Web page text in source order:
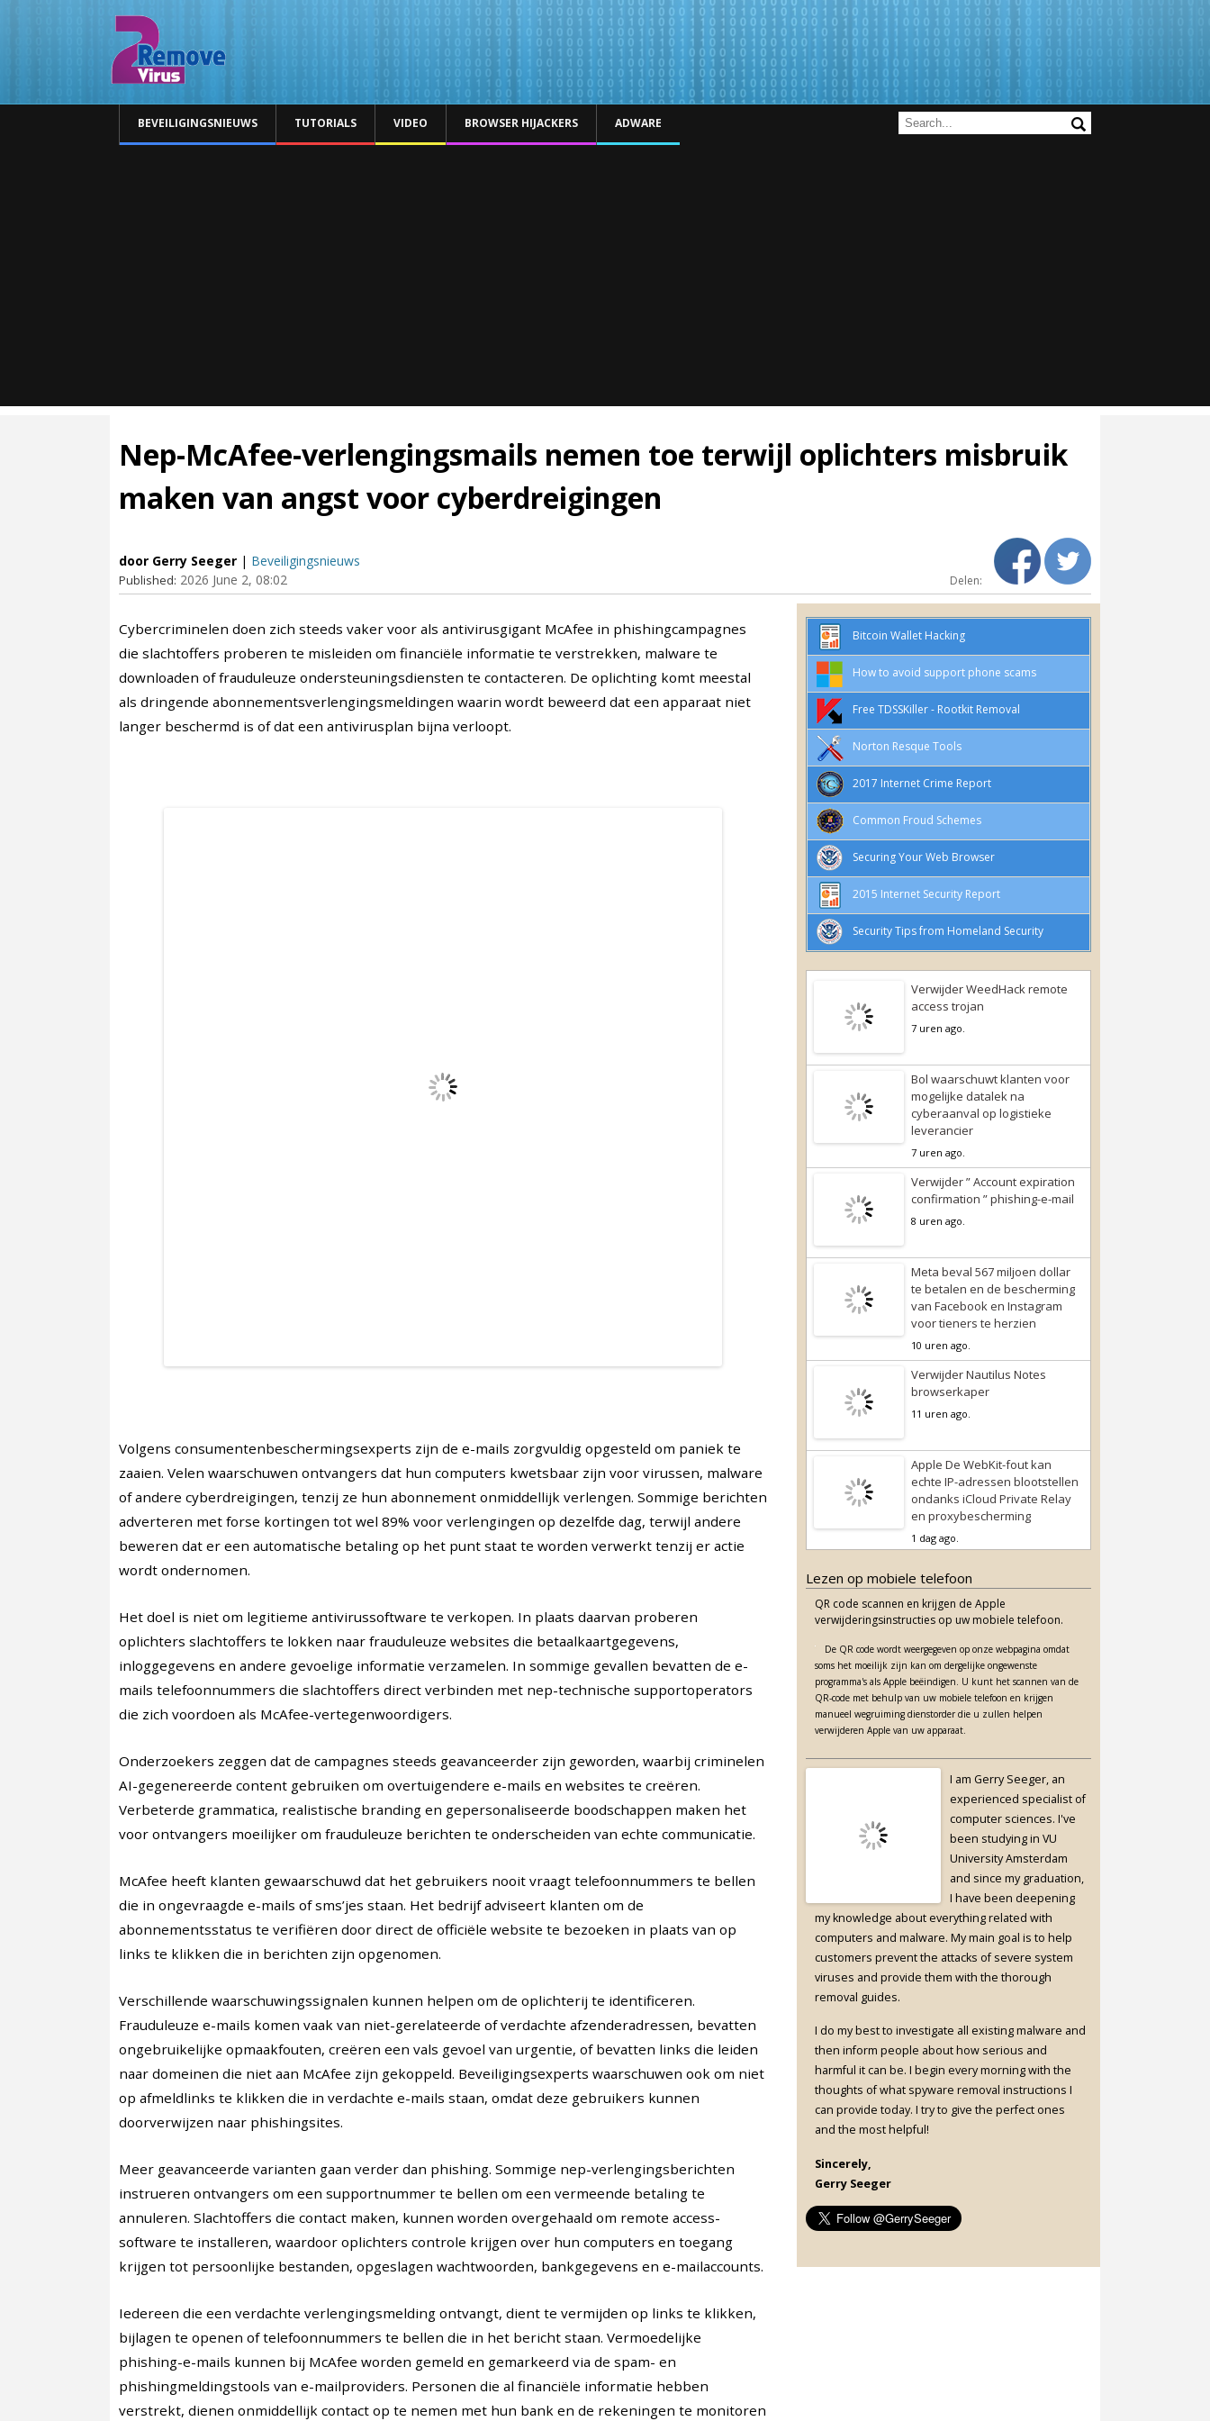
BEVEILIGINGSNIEUWS TUTORIALS VIDEO BROWSER HIJACKERS ADWARE
Nep-McAfee-verlengingsmails nemen toe terwijl oplichters misbruik
maken van angst voor cyberdreigingen
door Gerry Seeger | Beveiligingsnieuws
Published: 2026 June 2, 08:02 Delen:
Cybercriminelen doen zich steeds vaker voor als antivirusgigant McAfee in phishingcampagnes
die slachtoffers proberen te misleiden om financiële informatie te verstrekken, malware te
downloaden of frauduleuze ondersteuningsdiensten te contacteren. De oplichting komt meestal
als dringende abonnementsverlengingsmeldingen waarin wordt beweerd dat een apparaat niet
langer beschermd is of dat een antivirusplan bijna verloopt.
Volgens consumentenbeschermingsexperts zijn de e-mails zorgvuldig opgesteld om paniek te
zaaien. Velen waarschuwen ontvangers dat hun computers kwetsbaar zijn voor virussen, malware
of andere cyberdreigingen, tenzij ze hun abonnement onmiddellijk verlengen. Sommige berichten
adverteren met forse kortingen tot wel 89% voor verlengingen op dezelfde dag, terwijl andere
beweren dat er een automatische betaling op het punt staat te worden verwerkt tenzij er actie
wordt ondernomen.
Het doel is niet om legitieme antivirussoftware te verkopen. In plaats daarvan proberen
oplichters slachtoffers te lokken naar frauduleuze websites die betaalkaartgegevens,
inloggegevens en andere gevoelige informatie verzamelen. In sommige gevallen bevatten de e-
mails telefoonnummers die slachtoffers direct verbinden met nep-technische supportoperators
die zich voordoen als McAfee-vertegenwoordigers.
Onderzoekers zeggen dat de campagnes steeds geavanceerder zijn geworden, waarbij criminelen
AI-gegenereerde content gebruiken om overtuigendere e-mails en websites te creëren.
Verbeterde grammatica, realistische branding en gepersonaliseerde boodschappen maken het
voor ontvangers moeilijker om frauduleuze berichten te onderscheiden van echte communicatie.
McAfee heeft klanten gewaarschuwd dat het gebruikers nooit vraagt telefoonnummers te bellen
die in ongevraagde e-mails of sms’jes staan. Het bedrijf adviseert klanten om de
abonnementsstatus te verifiëren door direct de officiële website te bezoeken in plaats van op
links te klikken die in berichten zijn opgenomen.
Verschillende waarschuwingssignalen kunnen helpen om de oplichterij te identificeren.
Frauduleuze e-mails komen vaak van niet-gerelateerde of verdachte afzenderadressen, bevatten
ongebruikelijke opmaakfouten, creëren een vals gevoel van urgentie, of bevatten links die leiden
naar domeinen die niet aan McAfee zijn gekoppeld. Beveiligingsexperts waarschuwen ook om niet
op afmeldlinks te klikken die in verdachte e-mails staan, omdat deze gebruikers kunnen
doorverwijzen naar phishingsites.
Meer geavanceerde varianten gaan verder dan phishing. Sommige nep-verlengingsberichten
instrueren ontvangers om een supportnummer te bellen om een vermeende betaling te
annuleren. Slachtoffers die contact maken, kunnen worden overgehaald om remote access-
software te installeren, waardoor oplichters controle krijgen over hun computers en toegang
krijgen tot persoonlijke bestanden, opgeslagen wachtwoorden, bankgegevens en e-mailaccounts.
Iedereen die een verdachte verlengingsmelding ontvangt, dient te vermijden op links te klikken,
bijlagen te openen of telefoonnummers te bellen die in het bericht staan. Vermoedelijke
phishing-e-mails kunnen bij McAfee worden gemeld en gemarkeerd via de spam- en
phishingmeldingstools van e-mailproviders. Personen die al financiële informatie hebben
verstrekt, dienen onmiddellijk contact op te nemen met hun bank en de rekeningen te monitoren
Bitcoin Wallet Hacking
How to avoid support phone scams
Free TDSSKiller - Rootkit Removal
Norton Resque Tools
2017 Internet Crime Report
Common Froud Schemes
Securing Your Web Browser
2015 Internet Security Report
Security Tips from Homeland Security
Verwijder WeedHack remote
access trojan
7 uren ago.
Bol waarschuwt klanten voor
mogelijke datalek na
cyberaanval op logistieke
leverancier
7 uren ago.
Verwijder ” Account expiration
confirmation ” phishing-e-mail
8 uren ago.
Meta beval 567 miljoen dollar
te betalen en de bescherming
van Facebook en Instagram
voor tieners te herzien
10 uren ago.
Verwijder Nautilus Notes
browserkaper
11 uren ago.
Apple De WebKit-fout kan
echte IP-adressen blootstellen
ondanks iCloud Private Relay
en proxybescherming
1 dag ago.
Lezen op mobiele telefoon
QR code scannen en krijgen de Apple
verwijderingsinstructies op uw mobiele telefoon.
De QR code wordt weergegeven op onze webpagina omdat
soms het moeilijk zijn kan om dergelijke ongewenste
programma's als Apple beëindigen. U kunt het scannen van de
QR-code met behulp van uw mobiele telefoon en krijgen
manueel wegruiming dienstorder die u zullen helpen
verwijderen Apple van uw apparaat.
I am Gerry Seeger, an
experienced specialist of
computer sciences. I've
been studying in VU
University Amsterdam
and since my graduation,
I have been deepening
my knowledge about everything related with
computers and malware. My main goal is to help
customers prevent the attacks of severe system
viruses and provide them with the thorough
removal guides.
I do my best to investigate all existing malware and
then inform people about how serious and
harmful it can be. I begin every morning with the
thoughts of what spyware removal instructions I
can provide today. I try to give the perfect ones
and the most helpful!
Sincerely,
Gerry Seeger